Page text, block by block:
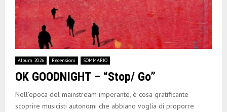
Album 2026 Recensioni SOMMARIO
OK GOODNIGHT – “Stop/ Go”
Nell’epoca del mainstream imperante, è cosa gratificante
scoprire musicisti autonomi che abbiano voglia di proporre